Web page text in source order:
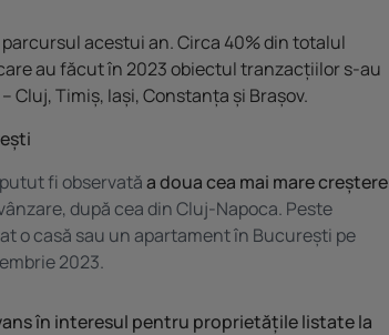
parcursul acestui an. Circa 40% din totalul
au făcut în 2023 obiectul tranzacțiilor s-au
Timiș, Iași, Constanța și Brașov.
fi observatăa doua cea mai mare creștere
după cea din Cluj-Napoca. Peste
o casă sau un apartament în București pe
2023.
în interesul pentru proprietățile listate la